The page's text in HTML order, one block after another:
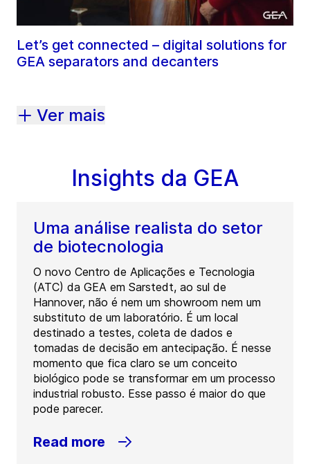
Let’s get connected – digital solutions for
GEA separators and decanters
Ver mais
Insights da GEA
Uma análise realista do setor
de biotecnologia
O novo Centro de Aplicações e Tecnologia
(ATC) da GEA em Sarstedt, ao sul de
Hannover, não é nem um showroom nem um
substituto de um laboratório. É um local
destinado a testes, coleta de dados e
tomadas de decisão em antecipação. É nesse
momento que fica claro se um conceito
biológico pode se transformar em um processo
industrial robusto. Esse passo é maior do que
pode parecer.
Read more